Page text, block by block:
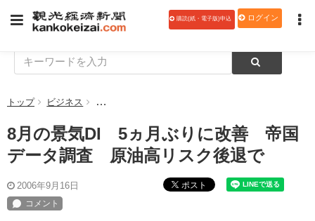
購読(紙・電子版)申込 ログイン
トップ ビジネス 8月の景気DI 5ヵ月ぶりに改善 帝国データ調査 原
8月の景気DI 5ヵ月ぶりに改善 帝国
データ調査 原油高リスク後退で
2006年9月16日 ポスト